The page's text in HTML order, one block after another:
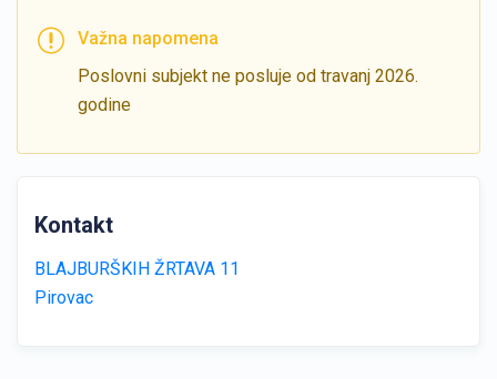
Važna napomena
Poslovni subjekt ne posluje od travanj 2026.
godine
Kontakt
BLAJBURŠKIH ŽRTAVA 11
Pirovac